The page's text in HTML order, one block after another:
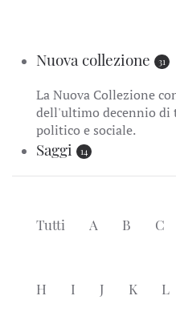
Nuova collezione 31
La Nuova Collezione
dell'ultimo decennio di
politico e sociale.
Saggi 14
Tutti A B C
H I J K L